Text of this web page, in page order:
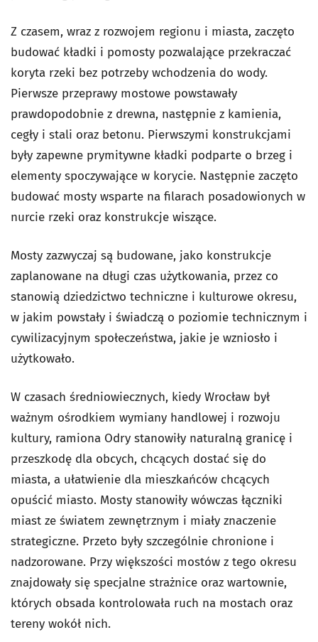
Z czasem, wraz z rozwojem regionu i miasta, zaczęto
budować kładki i pomosty pozwalające przekraczać
koryta rzeki bez potrzeby wchodzenia do wody.
Pierwsze przeprawy mostowe powstawały
prawdopodobnie z drewna, następnie z kamienia,
cegły i stali oraz betonu. Pierwszymi konstrukcjami
były zapewne prymitywne kładki podparte o brzeg i
elementy spoczywające w korycie. Następnie zaczęto
budować mosty wsparte na filarach posadowionych w
nurcie rzeki oraz konstrukcje wiszące.
Mosty zazwyczaj są budowane, jako konstrukcje
zaplanowane na długi czas użytkowania, przez co
stanowią dziedzictwo techniczne i kulturowe okresu,
w jakim powstały i świadczą o poziomie technicznym i
cywilizacyjnym społeczeństwa, jakie je wzniosło i
użytkowało.
W czasach średniowiecznych, kiedy Wrocław był
ważnym ośrodkiem wymiany handlowej i rozwoju
kultury, ramiona Odry stanowiły naturalną granicę i
przeszkodę dla obcych, chcących dostać się do
miasta, a ułatwienie dla mieszkańców chcących
opuścić miasto. Mosty stanowiły wówczas łączniki
miast ze światem zewnętrznym i miały znaczenie
strategiczne. Przeto były szczególnie chronione i
nadzorowane. Przy większości mostów z tego okresu
znajdowały się specjalne strażnice oraz wartownie,
których obsada kontrolowała ruch na mostach oraz
tereny wokół nich.